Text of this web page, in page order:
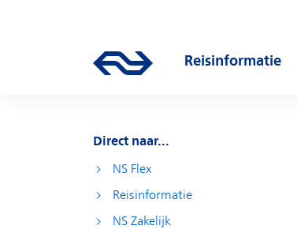
Ga naar de homepage van ns.nl
Reisinformatie
Direct naar...
NS Flex
Reisinformatie
NS Zakelijk